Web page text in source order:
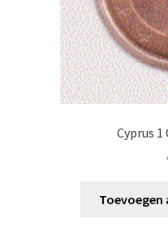
Cyprus 1
Toevoegen